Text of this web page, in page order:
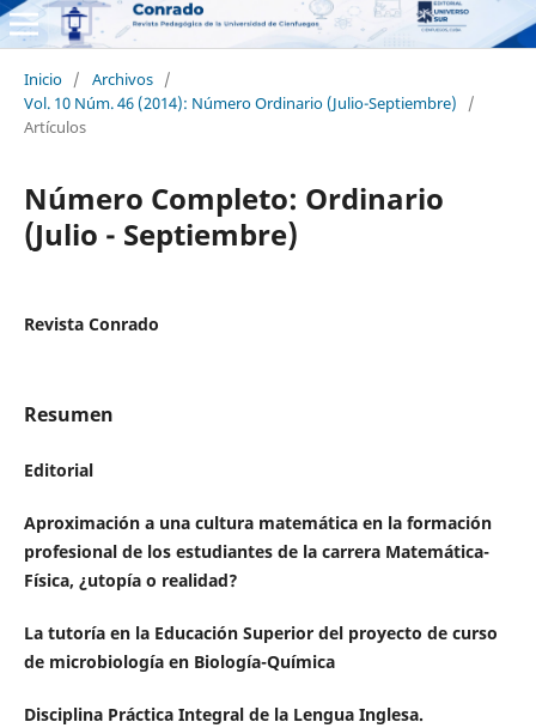
Inicio / Archivos /
Vol. 10 Núm. 46 (2014): Número Ordinario (Julio-Septiembre)
/
Artículos
Número Completo: Ordinario
(Julio - Septiembre)
Revista Conrado
Resumen
Editorial
Aproximación a una cultura matemática en la formación
profesional de los estudiantes de la carrera Matemática-
Física, ¿utopía o realidad?
La tutoría en la Educación Superior del proyecto de curso
de microbiología en Biología-Química
Disciplina Práctica Integral de la Lengua Inglesa.